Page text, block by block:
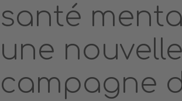
santé
une nouvelle
campagne